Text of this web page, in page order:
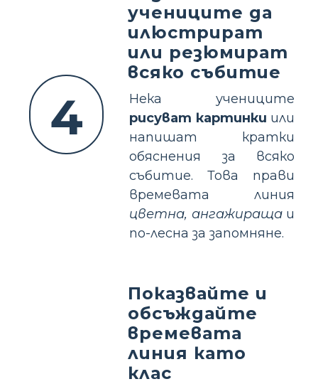
4
учениците да
илюстрират
или резюмират
всяко събитие
Нека учениците
рисуват картинки или
напишат кратки
обяснения за всяко
събитие. Това прави
времевата линия
цветна, ангажиращаи
по-лесна за запомняне.
Показвайте и
обсъждайте
времевата
линия като
клас